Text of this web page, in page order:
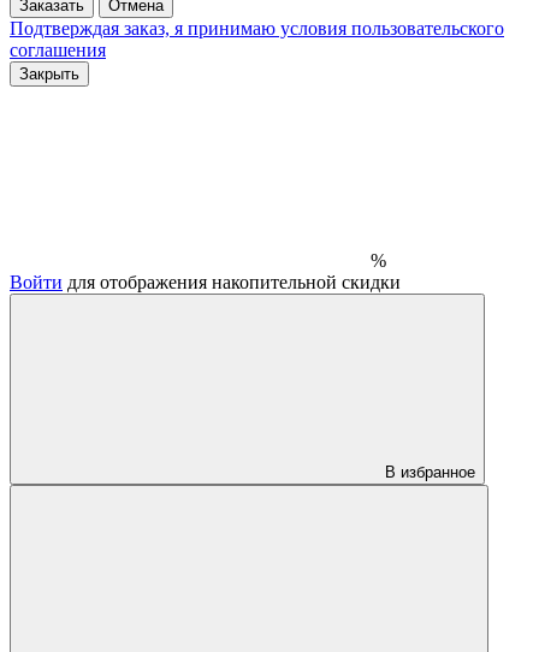
Заказать Отмена
Подтверждая заказ, я принимаю условия пользовательского
соглашения
Закрыть
%
Войти для отображения накопительной скидки
В избранное